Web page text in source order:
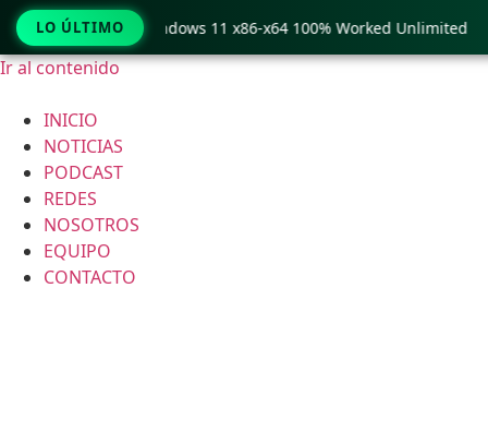
Ir al contenido
INICIO
NOTICIAS
PODCAST
REDES
NOSOTROS
EQUIPO
CONTACTO
LO ÚLTIMO
Crack only Windows 11 x86-x64 100% Worked Unlimited